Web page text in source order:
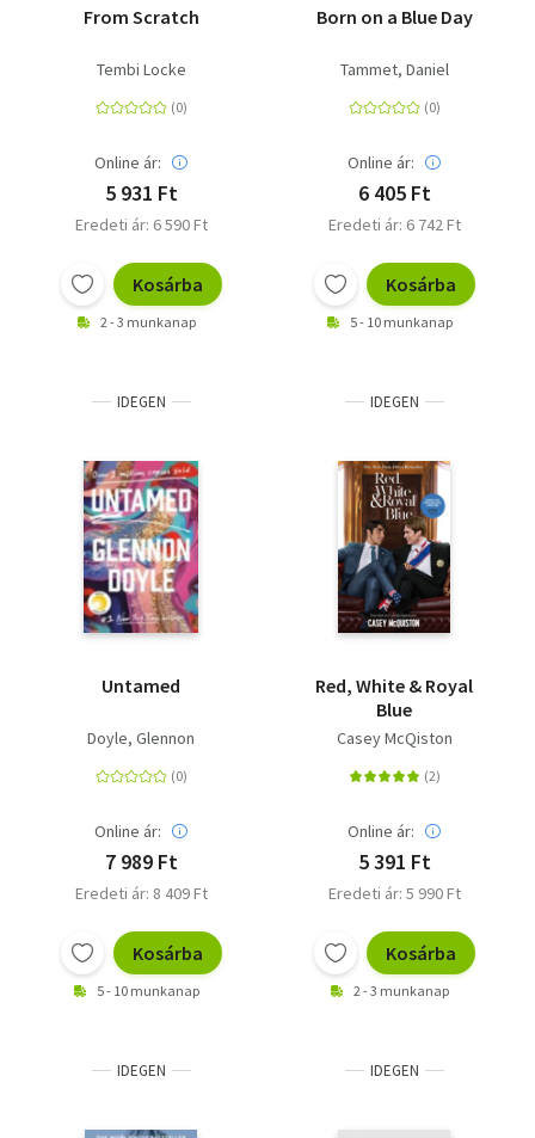
From Scratch
Tembi Locke
Online ár:
5 931 Ft
Eredeti ár: 6 590 Ft
Kosárba
2 - 3 munkanap
Born on a Blue Day
Tammet, Daniel
Online ár:
6 405 Ft
Eredeti ár: 6 742 Ft
Kosárba
5 - 10 munkanap
IDEGEN
Untamed
Doyle, Glennon
Online ár:
7 989 Ft
Eredeti ár: 8 409 Ft
Kosárba
5 - 10 munkanap
IDEGEN
Red, White & Royal
Blue
Casey McQiston
Online ár:
5 391 Ft
Eredeti ár: 5 990 Ft
Kosárba
2 - 3 munkanap
IDEGEN IDEGEN